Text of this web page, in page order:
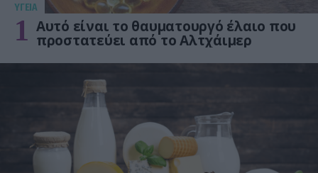
ΥΓΕΙΑ
1 Αυτό είναι το θαυματουργό έλαιο που
προστατεύει από το Αλτχάιμερ